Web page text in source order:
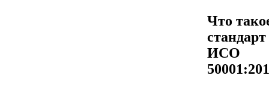
Что
стандарт
ИСО